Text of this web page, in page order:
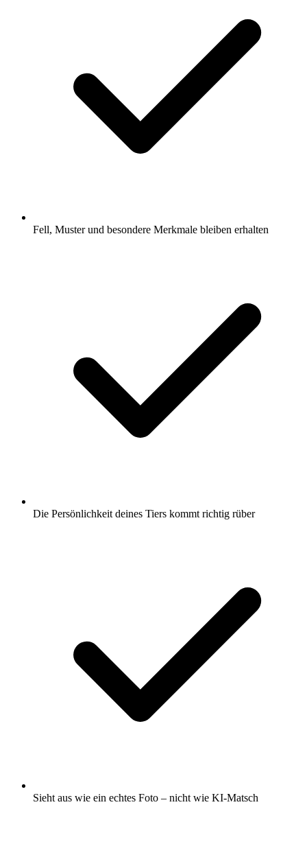
Fell, Muster und besondere Merkmale bleiben erhalten
Die Persönlichkeit deines Tiers kommt richtig rüber
Sieht aus wie ein echtes Foto – nicht wie KI-Matsch